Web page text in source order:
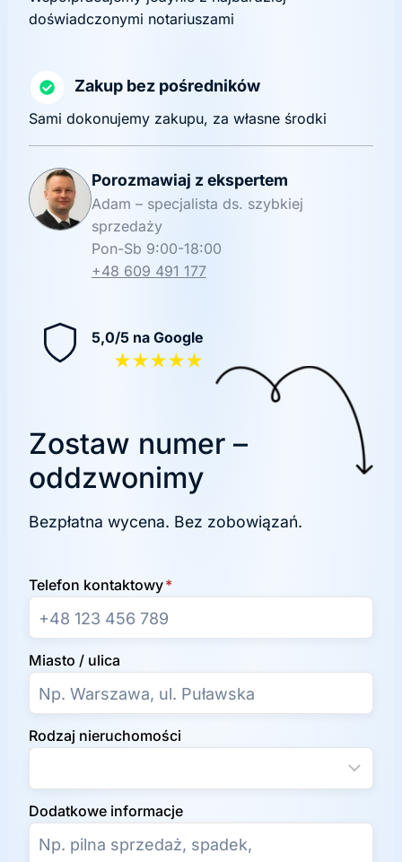
doświadczonymi notariuszami
Zakup bez pośredników
Sami dokonujemy zakupu, za własne środki
Porozmawiaj z ekspertem
Adam – specjalista ds. szybkiej
sprzedaży
Pon-Sb 9:00-18:00
+48 609 491 177
5,0/5 na Google
★★★★★
Zostaw numer –
oddzwonimy
Bezpłatna wycena. Bez zobowiązań.
Telefon kontaktowy*
Miasto / ulica
Rodzaj nieruchomości
Dodatkowe informacje